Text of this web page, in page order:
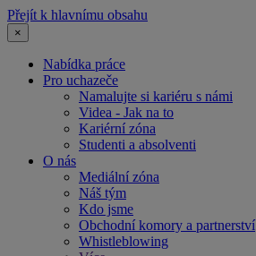
Přejít k hlavnímu obsahu
×
Nabídka práce
Pro uchazeče
Namalujte si kariéru s námi
Videa - Jak na to
Kariérní zóna
Studenti a absolventi
O nás
Mediální zóna
Náš tým
Kdo jsme
Obchodní komory a partnerství
Whistleblowing